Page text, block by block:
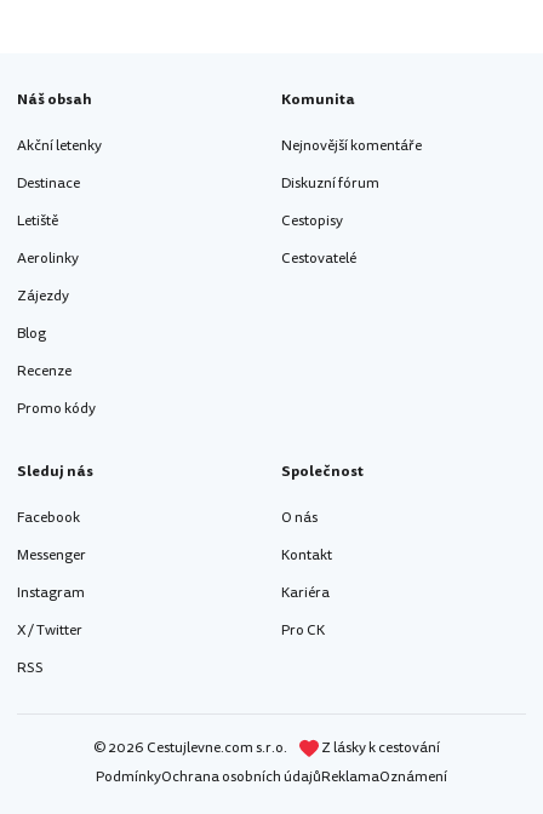
Náš obsah
Akční letenky
Destinace
Letiště
Aerolinky
Zájezdy
Blog
Recenze
Promo kódy
Komunita
Nejnovější komentáře
Diskuzní fórum
Cestopisy
Cestovatelé
Sleduj nás
Facebook
Messenger
Instagram
X / Twitter
RSS
Společnost
O nás
Kontakt
Kariéra
Pro CK
© 2026 Cestujlevne.com s.r.o.
Z lásky k cestování
PodmínkyOchrana osobních údajůReklamaOznámení